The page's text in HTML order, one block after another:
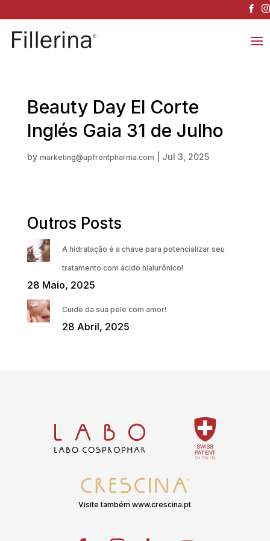
Beauty Day El Corte
Inglés Gaia 31 de Julho
by marketing@upfrontpharma.com Jul 3, 2025
Outros Posts
A hidratação é a chave para potencializar seu
tratamento com ácido hialurônico!
28 Maio, 2025
Cuide da sua pele com amor!
28 Abril, 2025
Visite também www.crescina.pt